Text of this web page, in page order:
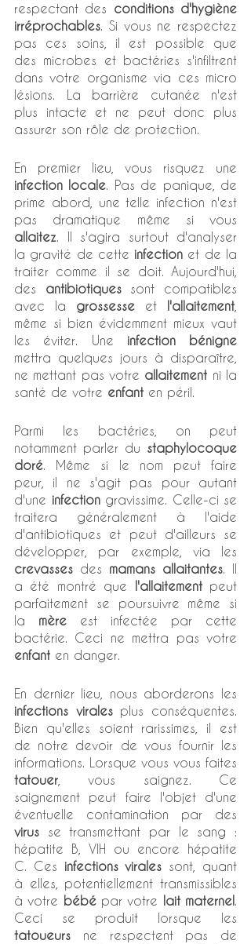
respectant des conditions d'hygiène
irréprochables. Si vous ne respectez
pas ces soins, il est possible que
des microbes et bactéries s'infiltrent
dans votre organisme via ces micro
lésions. La barrière cutanée n'est
plus intacte et ne peut donc plus
assurer son rôle de protection.
infection locale. Pas de panique, de
prime abord, une telle infection n'est
allaitez. Il s'agira surtout d'analyser
la gravité de cette infection et de la
traiter comme il se doit. Aujourd'hui,
des antibiotiques sont compatibles
avec la grossesse et l'allaitement
même si bien évidemment mieux vaut
les éviter. Une infection bénigne
mettra quelques jours à disparaître,
ne mettant pas votre allaitement ni la
santé de votre enfant en péril.
Parmi les bactéries, on peut
notamment parler du staphylocoque
doré. Même si le nom peut faire
peur, il ne s'agit pas pour autant
d'une infection gravissime. Celle-ci se
traitera généralement à l'aide
d'antibiotiques et peut d'ailleurs se
crevasses des mamans allaitantes. Il
a été montré que
l'allaitement peut
parfaitement se poursuivre même si
la mère est infectée par cette
enfant en danger.
infections virales plus conséquentes.
Bien qu'elles soient rarissimes, il est
de notre devoir de vous fournir les
tatouer , vous saignez. Ce
saignement peut faire l'objet d'une
virus se transmettant par le sang :
hépatite B, VIH ou encore hépatite
C. Ces infections virales sont, quant
à elles, potentiellement transmissibles
à votre bébé par votre lait maternel .
tatoueurs